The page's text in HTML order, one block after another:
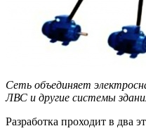
Сеть объединяет
ЛВС и другие системы
Разработка проходит в два